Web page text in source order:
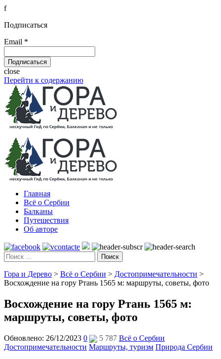
f
Подписаться
Email *
close
Перейти к содержанию
Главная
Всё о Сербии
Балканы
Путешествия
Об авторе
Поиск
Гора и Дерево > Всё о Сербии > Достопримечательности >
Восхождение на гору Ртань 1565 м: маршруты, советы, фото
Восхождение на гору Ртань 1565 м:
маршруты, советы, фото
Обновлено: 26/12/2023 0 5 787 Всё о Сербии
Достопримечательности Маршруты, туризм Природа Сербии